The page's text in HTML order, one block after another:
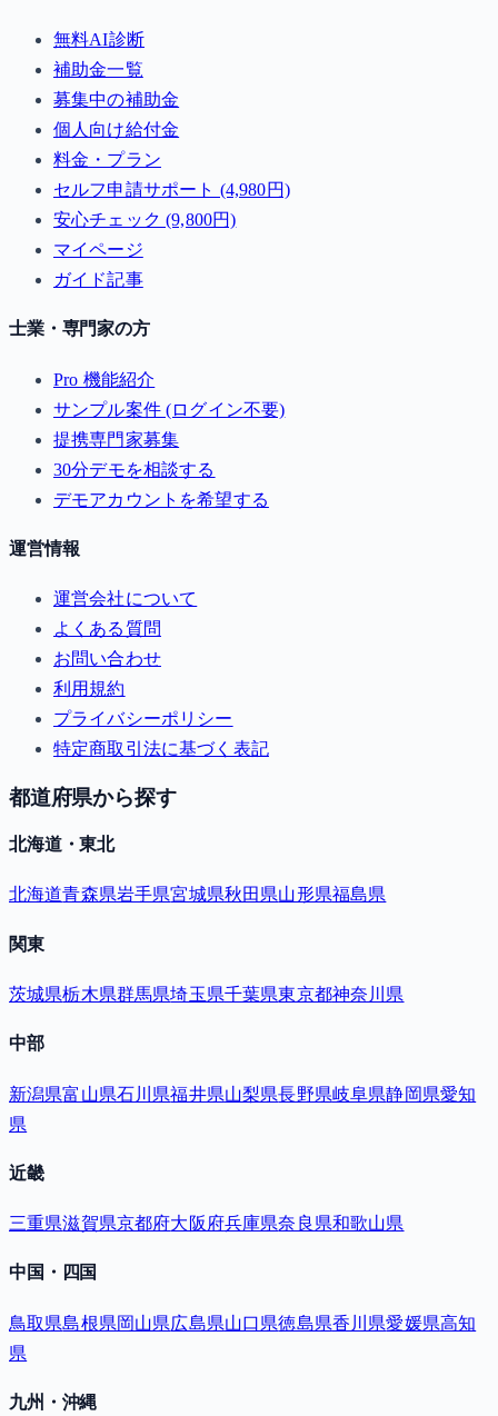
無料AI診断
補助金一覧
募集中の補助金
個人向け給付金
料金・プラン
セルフ申請サポート (4,980円)
安心チェック (9,800円)
マイページ
ガイド記事
士業・専門家の方
Pro 機能紹介
サンプル案件 (ログイン不要)
提携専門家募集
30分デモを相談する
デモアカウントを希望する
運営情報
運営会社について
よくある質問
お問い合わせ
利用規約
プライバシーポリシー
特定商取引法に基づく表記
都道府県から探す
北海道・東北
北海道青森県岩手県宮城県秋田県山形県福島県
関東
茨城県栃木県群馬県埼玉県千葉県東京都神奈川県
中部
新潟県富山県石川県福井県山梨県長野県岐阜県静岡県愛知
県
近畿
三重県滋賀県京都府大阪府兵庫県奈良県和歌山県
中国・四国
鳥取県島根県岡山県広島県山口県徳島県香川県愛媛県高知
県
九州・沖縄